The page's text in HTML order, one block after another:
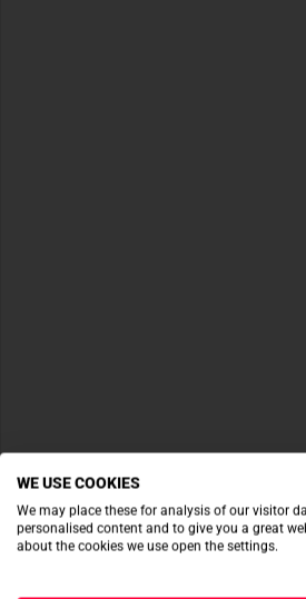
WE USE COOKIES
We may place these for analysis of our visitor
personalised content and to give you a great
about the cookies we use open the settings.